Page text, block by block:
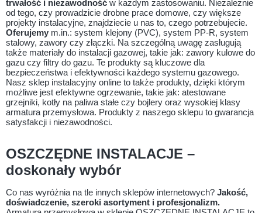
trwałość i niezawodność w każdym zastosowaniu. Niezależnie
od tego, czy prowadzicie drobne prace domowe, czy większe
projekty instalacyjne, znajdziecie u nas to, czego potrzebujecie.
Oferujemy m.in.: system klejony (PVC), system PP-R, system
stalowy, zawory czy złączki. Na szczególną uwagę zasługują
także materiały do instalacji gazowej, takie jak: zawory kulowe do
gazu czy filtry do gazu. Te produkty są kluczowe dla
bezpieczeństwa i efektywności każdego systemu gazowego.
Nasz sklep instalacyjny online to także produkty, dzięki którym
możliwe jest efektywne ogrzewanie, takie jak: atestowane
grzejniki, kotły na paliwa stałe czy bojlery oraz wysokiej klasy
armatura przemysłowa. Produkty z naszego sklepu to gwarancja
satysfakcji i niezawodności.
OSZCZĘDNE INSTALACJE –
doskonały wybór
Co nas wyróżnia na tle innych sklepów internetowych? Jakość,
doświadczenie, szeroki asortyment i profesjonalizm.